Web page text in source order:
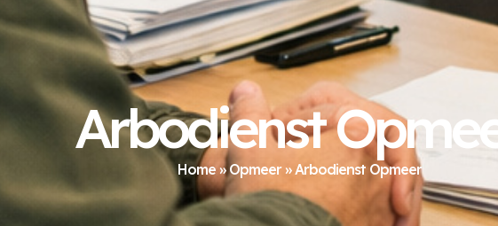
Arbodienst
Home» Opmeer»Arbodienst Opmeer